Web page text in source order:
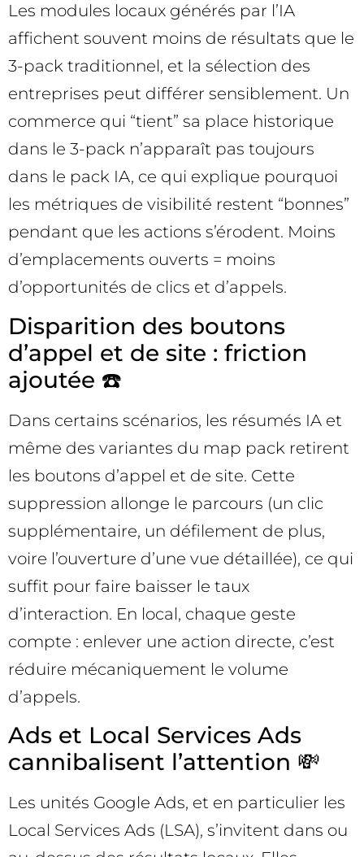
Les modules locaux générés par l’IA
affichent souvent moins de résultats que le
3-pack traditionnel, et la sélection des
entreprises peut différer sensiblement. Un
commerce qui “tient” sa place historique
dans le 3-pack n’apparaît pas toujours
dans le pack IA, ce qui explique pourquoi
les métriques de visibilité restent “bonnes”
pendant que les actions s’érodent. Moins
d’emplacements ouverts = moins
d’opportunités de clics et d’appels.
Disparition des boutons
d’appel et de site : friction
ajoutée ☎️
Dans certains scénarios, les résumés IA et
même des variantes du map pack retirent
les boutons d’appel et de site. Cette
suppression allonge le parcours (un clic
supplémentaire, un défilement de plus,
voire l’ouverture d’une vue détaillée), ce qui
suffit pour faire baisser le taux
d’interaction. En local, chaque geste
compte : enlever une action directe, c’est
réduire mécaniquement le volume
d’appels.
Ads et Local Services Ads
cannibalisent l’attention 💸
Les unités Google Ads, et en particulier les
Local Services Ads (LSA), s’invitent dans ou